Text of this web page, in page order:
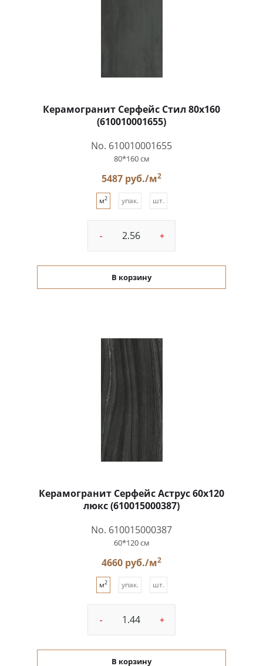
Керамогранит Серфейс Стил 80x160
(610010001655)
No. 610010001655
80*160 см
5487 руб./м2
м2 упак. шт.
- +
В корзину
Керамогранит Серфейс Аструс 60x120
люкс (610015000387)
No. 610015000387
60*120 см
4660 руб./м2
м2 упак. шт.
- +
В корзину